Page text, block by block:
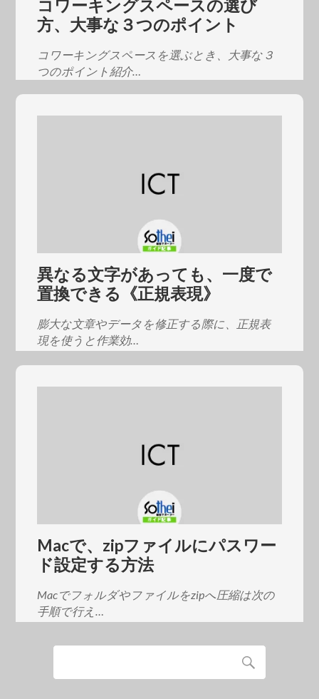
コワーキングスペースの選び
方、大事な３つのポイント
コワーキングスペースを選ぶとき、大事な３
つのポイント紹介…
異なる文字があっても、一度で
置換できる《正規表現》
膨大な文章やデータを修正する際に、正規表
現を使うと作業効…
Macで、zipファイルにパスワー
ド設定する方法
Macでフォルダやファイルをzipへ圧縮は次の
手順で行え…